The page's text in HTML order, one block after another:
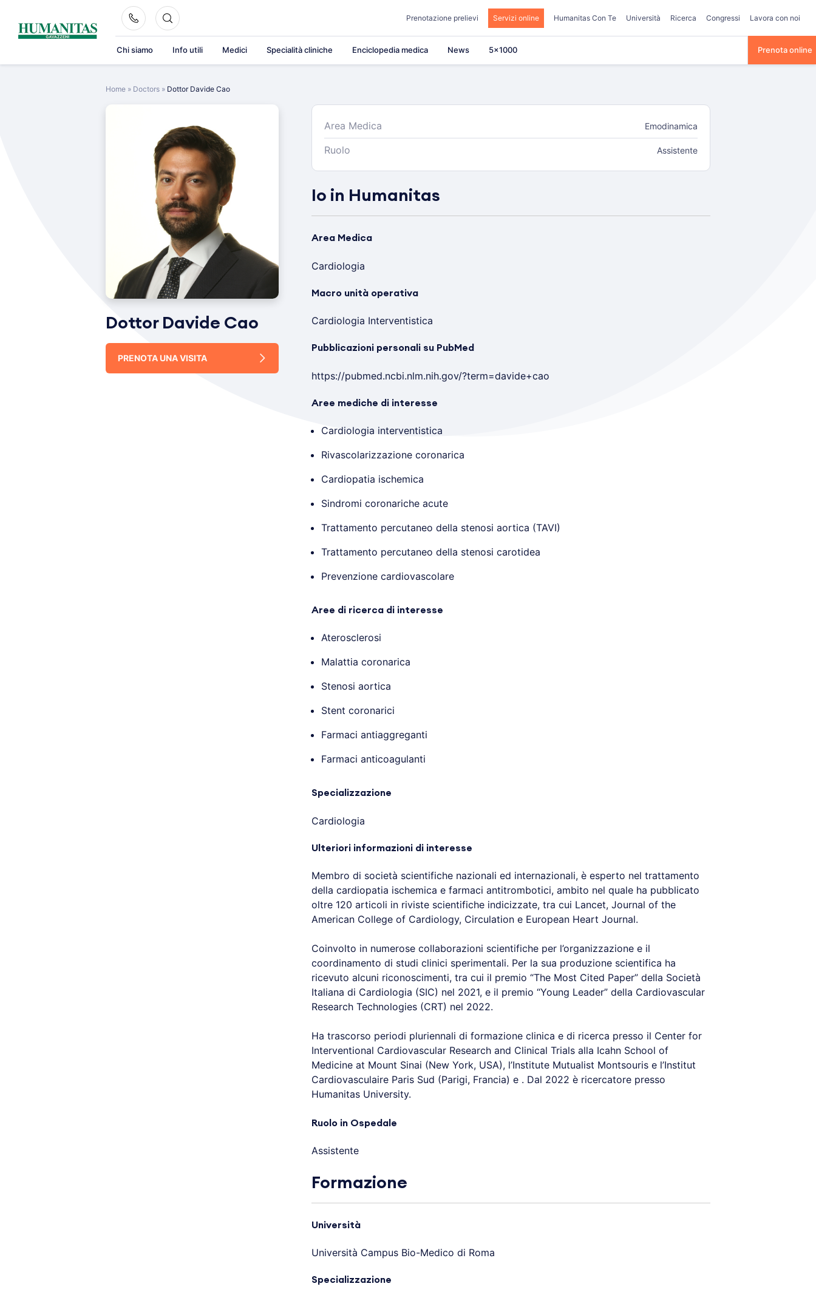
content
Prenotazione prelievi Servizi online Humanitas Con Te Università Ricerca Congressi Lavora con noi
Chi siamo Info utili Medici Specialità cliniche Enciclopedia medica News 5×1000 Prenota online
Home » Doctors » Dottor Davide Cao
Dottor Davide Cao
PRENOTA UNA VISITA
Area Medica Emodinamica
Ruolo Assistente
Io in Humanitas
Area Medica
Cardiologia
Macro unità operativa
Cardiologia Interventistica
Pubblicazioni personali su PubMed
https://pubmed.ncbi.nlm.nih.gov/?term=davide+cao
Aree mediche di interesse
Cardiologia interventistica
Rivascolarizzazione coronarica
Cardiopatia ischemica
Sindromi coronariche acute
Trattamento percutaneo della stenosi aortica (TAVI)
Trattamento percutaneo della stenosi carotidea
Prevenzione cardiovascolare
Aree di ricerca di interesse
Aterosclerosi
Malattia coronarica
Stenosi aortica
Stent coronarici
Farmaci antiaggreganti
Farmaci anticoagulanti
Specializzazione
Cardiologia
Ulteriori informazioni di interesse
Membro di società scientifiche nazionali ed internazionali, è esperto nel trattamento
della cardiopatia ischemica e farmaci antitrombotici, ambito nel quale ha pubblicato
oltre 120 articoli in riviste scientifiche indicizzate, tra cui Lancet, Journal of the
American College of Cardiology, Circulation e European Heart Journal.
Coinvolto in numerose collaborazioni scientifiche per l’organizzazione e il
coordinamento di studi clinici sperimentali. Per la sua produzione scientifica ha
ricevuto alcuni riconoscimenti, tra cui il premio “The Most Cited Paper” della Società
Italiana di Cardiologia (SIC) nel 2021, e il premio “Young Leader” della Cardiovascular
Research Technologies (CRT) nel 2022.
Ha trascorso periodi pluriennali di formazione clinica e di ricerca presso il Center for
Interventional Cardiovascular Research and Clinical Trials alla Icahn School of
Medicine at Mount Sinai (New York, USA), l’Institute Mutualist Montsouris e l’Institut
Cardiovasculaire Paris Sud (Parigi, Francia) e . Dal 2022 è ricercatore presso
Humanitas University.
Ruolo in Ospedale
Assistente
Formazione
Università
Università Campus Bio-Medico di Roma
Specializzazione